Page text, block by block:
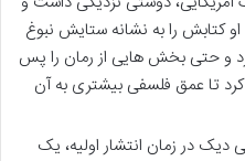
کتابش را به نشانه ستایش نبوغ
و حتی بخش هایی از رمان را پس
کرد تا عمق فلسفی بیشتری به آن
دیک در زمان انتشار اولیه، یک